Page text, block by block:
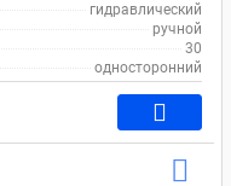
гидравлический
ручной
30
односторонний